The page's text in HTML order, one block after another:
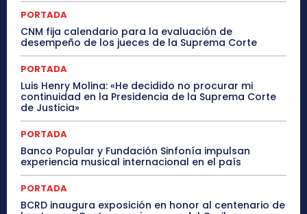
PORTADA
CNM fija calendario para la evaluación de
desempeño de los jueces de la Suprema Corte
PORTADA
Luis Henry Molina: «He decidido no procurar mi
continuidad en la Presidencia de la Suprema Corte
de Justicia»
PORTADA
Banco Popular y Fundación Sinfonía impulsan
experiencia musical internacional en el país
PORTADA
BCRD inaugura exposición en honor al centenario de